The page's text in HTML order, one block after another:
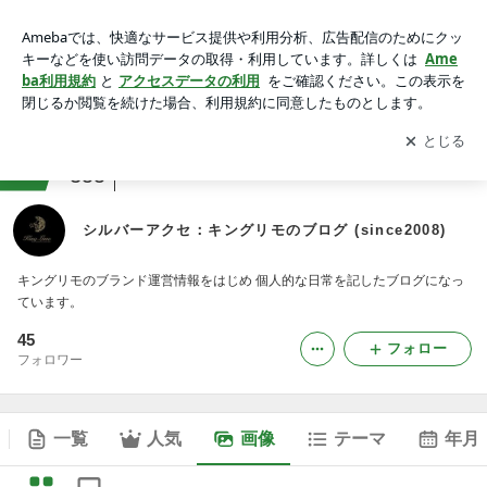
アプリをダウンロードして ブログの更新通知
を受け取りまし
ょう。
開く
355
シルバーアクセ：キングリモのブログ (since2008)
キングリモのブランド運営情報をはじめ 個人的な日常を記したブログになっ
ています。
45
フォロワー
フォロー
一覧 人気 画像 テーマ 年月